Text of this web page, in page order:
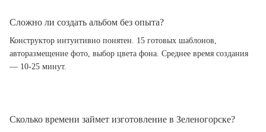
Сложно ли создать альбом без опыта?
Конструктор интуитивно понятен. 15 готовых шаблонов,
авторазмещение фото, выбор цвета фона. Среднее время создания
— 10-25 минут.
Сколько времени займет изготовление в Зеленогорске?